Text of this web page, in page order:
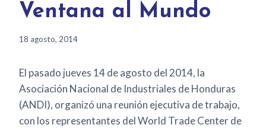
Ventana al Mundo
18 agosto, 2014
El pasado jueves 14 de agosto del 2014, la
Asociación Nacional de Industriales de Honduras
(ANDI), organizó una reunión ejecutiva de trabajo,
con los representantes del World Trade Center de